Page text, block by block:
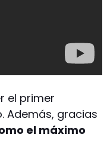
el primer
Además, gracias
el máximo